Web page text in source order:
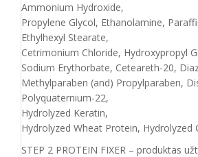
Ammonium Hydroxide,
Propylene Glycol, Ethanolamine,
Ethylhexyl Stearate,
Cetrimonium Chloride, Hydroxypropyl
Sodium Erythorbate, Ceteareth-20,
Methylparaben (and) Propylparaben,
Polyquaternium-22,
Hydrolyzed Keratin,
Hydrolyzed Wheat Protein, Hydrolyzed
STEP 2 PROTEIN FIXER – produktas